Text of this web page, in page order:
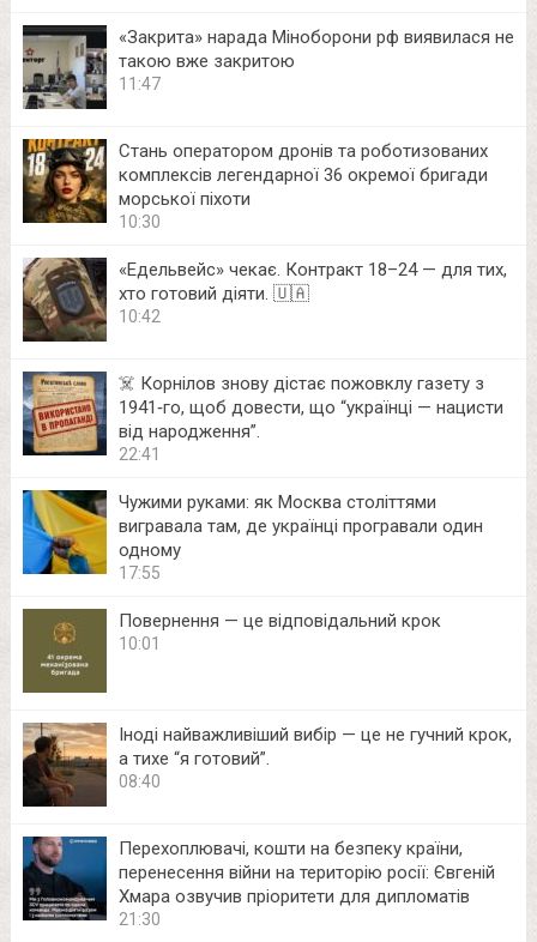
«Закрита» нарада Міноборони рф виявилася не
такою вже закритою
11:47
Стань оператором дронів та роботизованих
комплексів легендарної 36 окремої бригади
морської піхоти
10:30
«Едельвейс» чекає. Контракт 18–24 — для тих,
хто готовий діяти. 🇺🇦
10:42
☠️ Корнілов знову дістає пожовклу газету з
1941‑го, щоб довести, що “українці — нацисти
від народження”.
22:41
Чужими руками: як Москва століттями
вигравала там, де українці програвали один
одному
17:55
Повернення — це відповідальний крок
10:01
Іноді найважливіший вибір — це не гучний крок,
а тихе “я готовий”.
08:40
Перехоплювачі, кошти на безпеку країни,
перенесення війни на територію росії: Євгеній
Хмара озвучив пріоритети для дипломатів
21:30